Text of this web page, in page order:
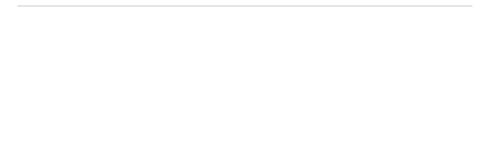
планините и во трските покрај Преспанското Езеро.